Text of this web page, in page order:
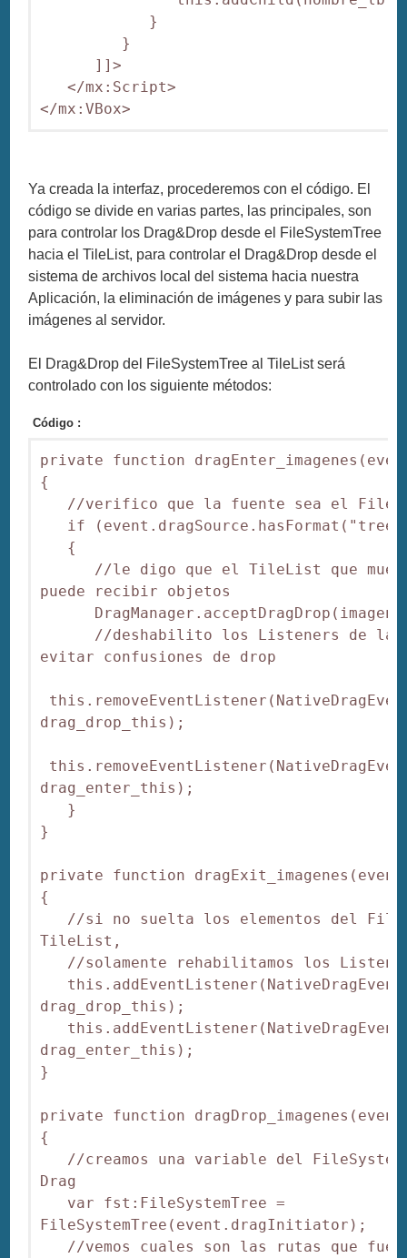
}
}
]]>
</mx:Script>
</mx:VBox>
Ya creada la interfaz, procederemos con el código. El
código se divide en varias partes, las principales, son
para controlar los Drag&Drop desde el FileSystemTree
hacia el TileList, para controlar el Drag&Drop desde el
sistema de archivos local del sistema hacia nuestra
Aplicación, la eliminación de imágenes y para subir las
imágenes al servidor.
El Drag&Drop del FileSystemTree al TileList será
controlado con los siguiente métodos:
Código :
private function
{
//verifico que la fuente sea el
if
{
//le digo que el TileList que
puede recibir objetos
//deshabilito los Listeners de la
evitar confusiones de drop
drag_drop_this);
drag_enter_this);
}
}
private function
{
//si no suelta los elementos del
TileList,
//solamente rehabilitamos los
drag_drop_this);
drag_enter_this);
}
private function
{
//creamos una variable del
Drag
var fst:FileSystemTree =
FileSystemTree(event.dragInitiator);
//vemos cuales son las rutas que